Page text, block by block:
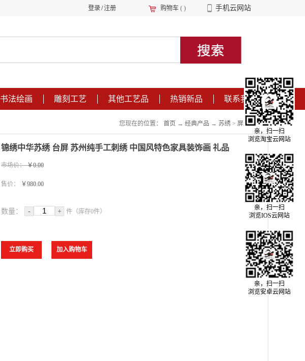
手机云网站
购物车 ( )
登录/注册
书法绘画 雕刻工艺 其他工艺品 热销新品 联系我们
您现在的位置： 首页 → 经典产品 → 苏绣 > 屏风>台屏
锦绣中华苏绣 台屏 苏州纯手工刺绣 中国风特色家具装饰画 礼品
市场价： ￥0.00
售价： ￥980.00
数量： - + 件（库存0件）
亲，扫一扫
浏览淘宝云网站
亲，扫一扫
浏览安卓云网站
亲，扫一扫
浏览IOS云网站